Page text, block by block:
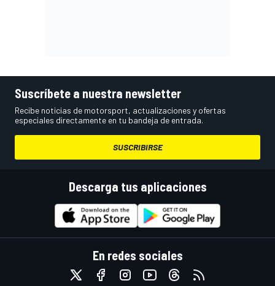
Suscríbete a nuestra newsletter
Recibe noticias de motorsport, actualizaciones y ofertas
especiales directamente en tu bandeja de entrada.
SUSCRIBIRSE
Descarga tus aplicaciones
En redes sociales